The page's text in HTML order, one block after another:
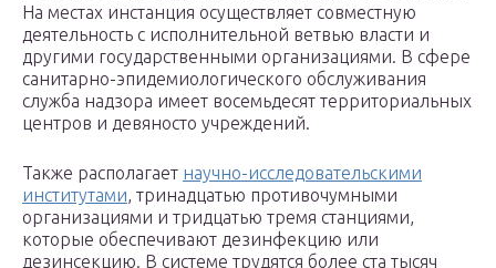
На местах инстанция осуществляет совместную
деятельность с исполнительной ветвью власти и
другими государственными организациями. В сфере
санитарно-эпидемиологического обслуживания
служба надзора имеет восемьдесят территориальных
центров и девяносто учреждений.
Также располагает научно-исследовательскими
институтами, тринадцатью противочумными
организациями и тридцатью тремя станциями,
которые обеспечивают дезинфекцию или
дезинсекцию. В системе трудятся более ста тысяч